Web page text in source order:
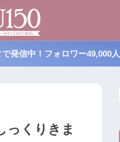
発信中！フォロワー49,000人
っくりきま